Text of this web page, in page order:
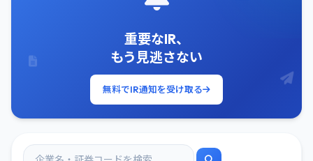
重要なIR、
もう見逃さない
無料でIR通知を受け取る